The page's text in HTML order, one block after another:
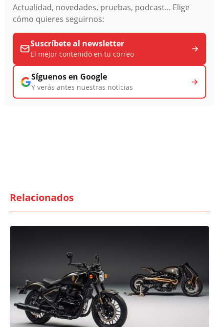
Actualidad, novedades, pruebas, podcast... Elige
cómo quieres seguirnos:
Suscríbete al newsletter
El mejor contenido en tu correo
Síguenos en Google
Y verás antes nuestras noticias
Relacionados